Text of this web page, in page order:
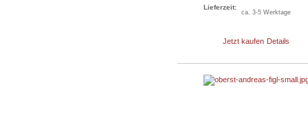
Lieferzeit:
ca. 3-5 Werktage
Jetzt kaufen Details